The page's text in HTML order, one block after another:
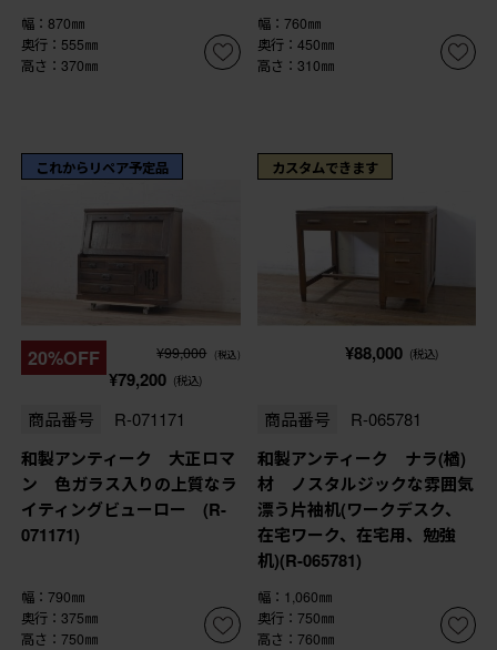
幅：870㎜
奥行：555㎜
高さ：370㎜
幅：760㎜
奥行：450㎜
高さ：310㎜
これからリペア予定品
20%OFF ¥99,000 (税込)
¥79,200 (税込)
商品番号 R-071171
和製アンティーク 大正ロマ
ン 色ガラス入りの上質なラ
イティングビューロー (R-
071171)
幅：790㎜
奥行：375㎜
高さ：750㎜
カスタムできます
¥88,000 (税込)
商品番号 R-065781
和製アンティーク ナラ(楢)
材 ノスタルジックな雰囲気
漂う片袖机(ワークデスク、
在宅ワーク、在宅用、勉強
机)(R-065781)
幅：1,060㎜
奥行：750㎜
高さ：760㎜